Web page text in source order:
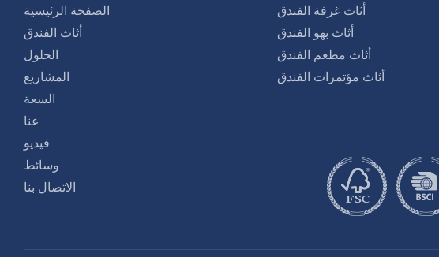
الصفحة الرئيسية
أثاث الفندق
الحلول
المشاريع
السعة
عنا
فيديو
وسائط
الاتصال بنا
أثاث غرفة الفندق
أثاث بهو الفندق
أثاث مطعم الفندق
أثاث مؤتمرات الفندق